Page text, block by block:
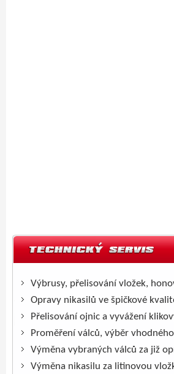
Výbrusy, přelisování vložek,
Opravy nikasilů ve špičkové
Přelisování ojnic a vyvážení
Proměření válců, výběr
Výměna vybraných válců za již
Výměna nikasilu za litinovou